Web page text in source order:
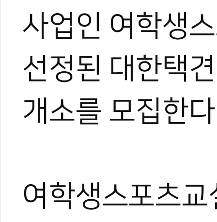
사업인 여학생
선정된 대한택
개소를 모집한
여학생스포츠